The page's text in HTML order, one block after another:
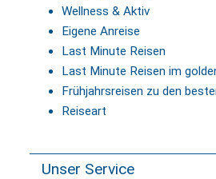
Wellness & Aktiv
Eigene Anreise
Last Minute Reisen
Last Minute Reisen im
Frühjahrsreisen zu den
Reiseart
Unser Service